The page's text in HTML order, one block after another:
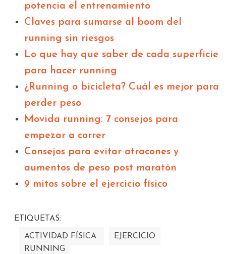
potencia el entrenamiento
Claves para sumarse al boom del
running sin riesgos
Lo que hay que saber de cada superficie
para hacer running
¿Running o bicicleta? Cuál es mejor para
perder peso
Movida running: 7 consejos para
empezar a correr
Consejos para evitar atracones y
aumentos de peso post maratón
9 mitos sobre el ejercicio físico
ETIQUETAS:
ACTIVIDAD FÍSICA
EJERCICIO
RUNNING